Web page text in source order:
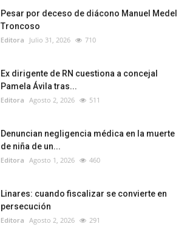
Pesar por deceso de diácono Manuel Medel
Troncoso
Editora Julio 31, 2026 710
Ex dirigente de RN cuestiona a concejal
Pamela Ávila tras...
Editora Agosto 2, 2026 511
Denuncian negligencia médica en la muerte
de niña de un...
Editora Agosto 1, 2026 460
Linares: cuando fiscalizar se convierte en
persecución
Editora Agosto 2, 2026 291